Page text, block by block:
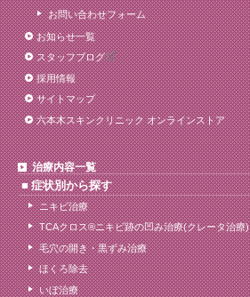
お問い合わせフォーム
お知らせ一覧
スタッフブログ
採用情報
サイトマップ
六本木スキンクリニック オンラインストア
治療内容一覧
症状別から探す
ニキビ治療
TCAクロス®ニキビ跡の凹み治療(クレータ治療)
毛穴の開き・黒ずみ治療
ほくろ除去
いぼ治療